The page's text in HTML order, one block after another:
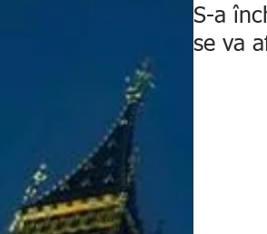
S-a
se va